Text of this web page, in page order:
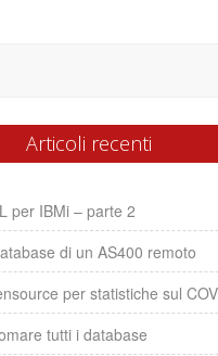
Articoli recenti
per IBMi – parte 2
di un AS400 remoto
per statistiche sul
tutti i database